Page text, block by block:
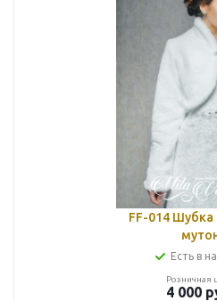
FF-014 Шубка
Есть в
Розничная
4 000